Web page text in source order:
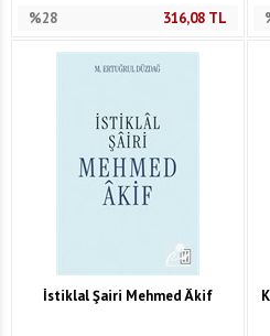
%28 316,08TL
İstiklal Şairi Mehmed Âkif